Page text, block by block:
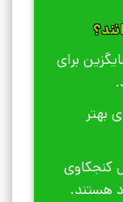
برای
بهتر
کنجکاوی
هستند.